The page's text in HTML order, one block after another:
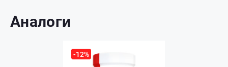
Аналоги
-12%